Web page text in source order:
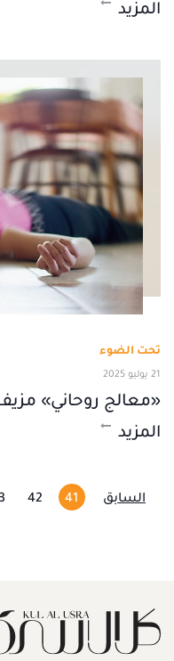
المزيد
تحت الضوء
21 يوليو 2025
«معالج روحاني»
المزيد
السابق 41
42